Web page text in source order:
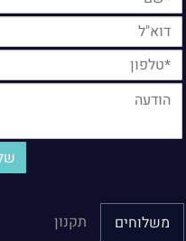
משלוחים תקנון